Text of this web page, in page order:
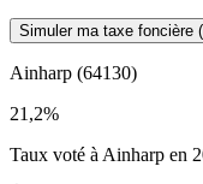
Simuler ma taxe foncière
Ainharp (64130)
21,2%
Taux voté à Ainharp en